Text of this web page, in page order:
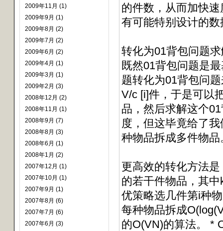
2009年11月 (1)
2009年9月 (1)
2009年8月 (2)
2009年7月 (2)
2009年6月 (2)
2009年4月 (1)
2009年3月 (1)
2009年2月 (3)
2008年12月 (2)
2008年11月 (1)
2008年9月 (7)
2008年8月 (3)
2008年6月 (1)
2008年1月 (2)
2007年12月 (1)
2007年10月 (1)
2007年9月 (1)
2007年8月 (6)
2007年7月 (6)
2007年6月 (3)
的件数，从而加快
有可能特别设计的
转化为01背包问题
既然01背包问题是
题转化为01背包问
V/c [i]件，于是可以
品，然后求解这个
度，但这毕竟给了
种物品拆成多件物品
更高效的转化方法
的若干件物品，其
优策略选几件第i种
每种物品拆成
的O(VN)的算法。 *